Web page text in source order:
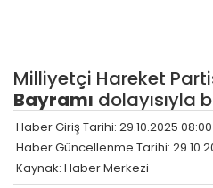
Milliyetçi Hareket
Bayramı dolayısıyla
Haber Giriş Tarihi: 29.10.2025 08:00
Haber Güncellenme Tarihi:
Kaynak: Haber Merkezi